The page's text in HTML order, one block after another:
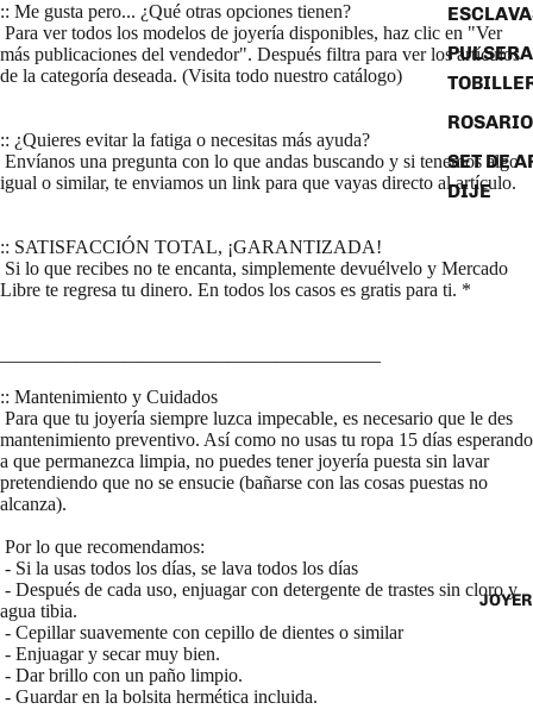
SET DE
DIJE
:: Me gusta pero... ¿Qué otras opciones tienen?
Para ver todos los modelos de joyería disponibles, haz clic en "Ver
más publicaciones del vendedor". Después filtra para ver los artículos
de la categoría deseada. (Visita todo nuestro catálogo)
:: ¿Quieres evitar la fatiga o necesitas más ayuda?
Envíanos una pregunta con lo que andas buscando y si tenemos algo
igual o similar, te enviamos un link para que vayas directo al artículo.
:: SATISFACCIÓN TOTAL, ¡GARANTIZADA!
Si lo que recibes no te encanta, simplemente devuélvelo y Mercado
Libre te regresa tu dinero. En todos los casos es gratis para ti. *
:: Mantenimiento y Cuidados
Para que tu joyería siempre luzca impecable, es necesario que le des
mantenimiento preventivo. Así como no usas tu ropa 15 días esperando
a que permanezca limpia, no puedes tener joyería puesta sin lavar
pretendiendo que no se ensucie (bañarse con las cosas puestas no
alcanza).
Por lo que recomendamos:
- Si la usas todos los días, se lava todos los días
- Después de cada uso, enjuagar con detergente de trastes sin cloro y
agua tibia.
- Cepillar suavemente con cepillo de dientes o similar
- Enjuagar y secar muy bien.
- Dar brillo con un paño limpio.
- Guardar en la bolsita hermética incluida.